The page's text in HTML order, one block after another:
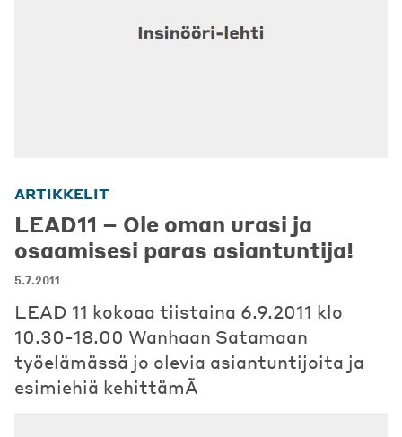
ARTIKKELIT
LEAD11 – Ole oman urasi ja
osaamisesi paras asiantuntija!
5.7.2011
LEAD 11 kokoaa tiistaina 6.9.2011 klo
10.30-18.00 Wanhaan Satamaan
työelämässä jo olevia asiantuntijoita ja
esimiehiä kehittämÃ